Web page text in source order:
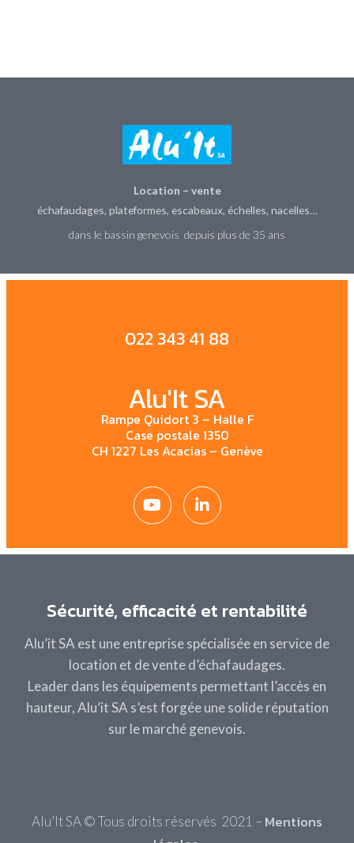
Location – vente
échafaudages, plateformes, escabeaux, échelles, nacelles…
dans le bassin genevois depuis plus de 35 ans
022 343 41 88
Alu'It SA
Rampe Quidort 3 – Halle F
Case postale 1350
CH 1227 Les Acacias – Genève
Sécurité, efficacité et rentabilité
Alu’it SA est une entreprise spécialisée en service de
location et de vente d’échafaudages.
Leader dans les équipements permettant l’accès en
hauteur, Alu’it SA s’est forgée une solide réputation
sur le marché genevois.
Alu’It SA © Tous droits réservés 2021 – Mentions